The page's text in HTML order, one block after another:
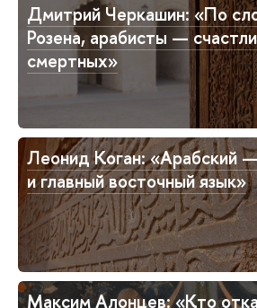
Дмитрий Черкашин: «По
Розена, арабисты —
смертных»
Леонид Коган: «Арабский
и главный восточный язык»
Максим Алонцев: «Кто